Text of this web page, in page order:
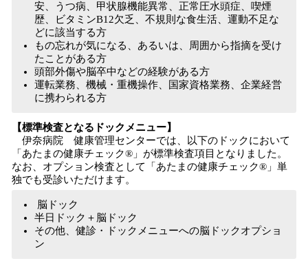
安、うつ病、甲状腺機能異常、正常圧水頭症、喫煙
歴、ビタミンB12欠乏、不規則な食生活、運動不足な
どに該当する方
もの忘れが気になる、あるいは、周囲から指摘を受け
たことがある方
頭部外傷や脳卒中などの経験がある方
運転業務、機械・重機操作、国家資格業務、企業経営
に携わられる方
【標準検査となるドックメニュー】
伊奈病院 健康管理センターでは、以下のドックにおいて
「あたまの健康チェック®」が標準検査項目となりました。
なお、オプション検査として「あたまの健康チェック®」単
独でも受診いただけます。
脳ドック
半日ドック＋脳ドック
その他、健診・ドックメニューへの脳ドックオプショ
ン